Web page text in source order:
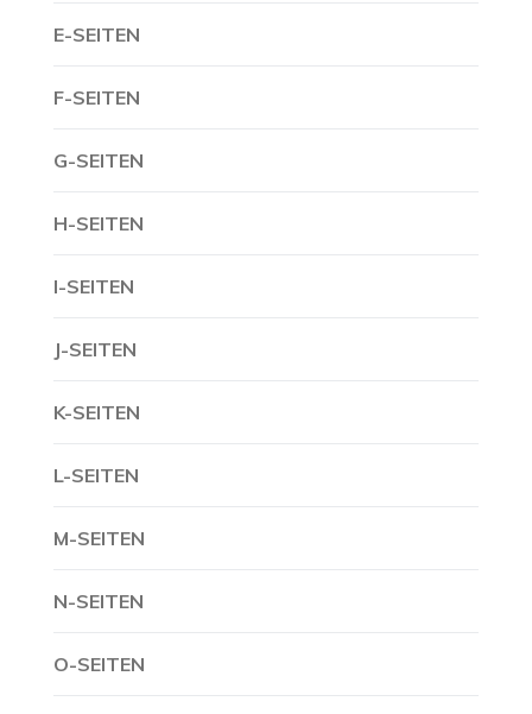
E-SEITEN
F-SEITEN
G-SEITEN
H-SEITEN
I-SEITEN
J-SEITEN
K-SEITEN
L-SEITEN
M-SEITEN
N-SEITEN
O-SEITEN